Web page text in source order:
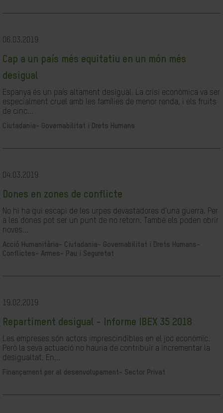
06.03.2019
Cap a un país més equitatiu en un món més
desigual
Espanya és un país altament desigual. La crisi econòmica va ser
especialment cruel amb les famílies de menor renda, i els fruits
de cinc...
Ciutadania- Governabilitat i Drets Humans
04.03.2019
Dones en zones de conflicte
No hi ha qui escapi de les urpes devastadores d'una guerra. Per
a les dones pot ser un punt de no retorn. També els poden obrir
noves...
Acció Humanitària-
Ciutadania- Governabilitat i Drets Humans-
Conflictes- Armes- Pau i Seguretat
19.02.2019
Repartiment desigual - Informe IBEX 35 2018
Les empreses són actors imprescindibles en el joc econòmic.
Però la seva actuació no hauria de contribuir a incrementar la
desigualtat. En...
Finançament per al desenvolupament- Sector Privat